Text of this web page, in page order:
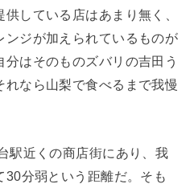
している店はあまり無く、
ンジが加えられているものが
はそのものズバリの吉田う
れなら山梨で食べるまで我慢
駅近くの商店街にあり、我
30分弱という距離だ。そも